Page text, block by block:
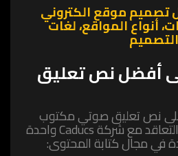
تصميم موقع الكتروني
أنواع المواقع، لغات
التصميم
أفضل نص تعليق
نص تعليق صوتي مكتوب
بأعلى جودة من خلال التعاقد مع شركة Caducs واحدة
في مجال كتابة المحتوى: